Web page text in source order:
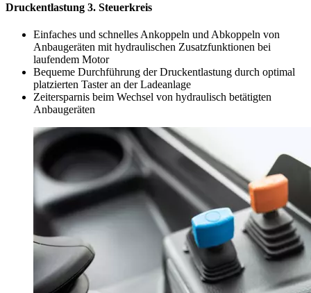
Druckentlastung 3. Steuerkreis
Einfaches und schnelles Ankoppeln und Abkoppeln von
Anbaugeräten mit hydraulischen Zusatzfunktionen bei
laufendem Motor
Bequeme Durchführung der Druckentlastung durch optimal
platzierten Taster an der Ladeanlage
Zeitersparnis beim Wechsel von hydraulisch betätigten
Anbaugeräten